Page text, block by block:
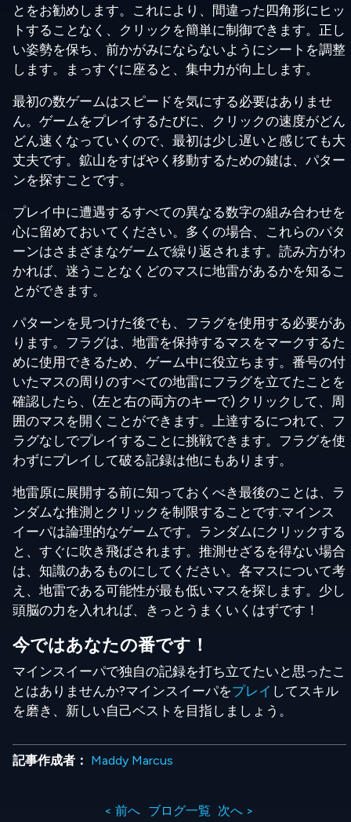
とをお勧めします。これにより、間違った四角形にヒッ
トすることなく、クリックを簡単に制御できます。正し
い姿勢を保ち、前かがみにならないようにシートを調整
します。まっすぐに座ると、集中力が向上します。
最初の数ゲームはスピードを気にする必要はありませ
ん。ゲームをプレイするたびに、クリックの速度がどん
どん速くなっていくので、最初は少し遅いと感じても大
丈夫です。鉱山をすばやく移動するための鍵は、パター
ンを探すことです。
プレイ中に遭遇するすべての異なる数字の組み合わせを
心に留めておいてください。多くの場合、これらのパタ
ーンはさまざまなゲームで繰り返されます。読み方がわ
かれば、迷うことなくどのマスに地雷があるかを知るこ
とができます。
パターンを見つけた後でも、フラグを使用する必要があ
ります。フラグは、地雷を保持するマスをマークするた
めに使用できるため、ゲーム中に役立ちます。番号の付
いたマスの周りのすべての地雷にフラグを立てたことを
確認したら、(左と右の両方のキーで) クリックして、周
囲のマスを開くことができます。上達するにつれて、フ
ラグなしでプレイすることに挑戦できます。フラグを使
わずにプレイして破る記録は他にもあります。
地雷原に展開する前に知っておくべき最後のことは、ラ
ンダムな推測とクリックを制限することです.マインス
イーパは論理的なゲームです。ランダムにクリックする
と、すぐに吹き飛ばされます。推測せざるを得ない場合
は、知識のあるものにしてください。各マスについて考
え、地雷である可能性が最も低いマスを探します。少し
頭脳の力を入れれば、きっとうまくいくはずです！
今ではあなたの番です！
マインスイーパで独自の記録を打ち立てたいと思ったこ
とはありませんか?マインスイーパをプレイ してスキル
を磨き、新しい自己ベストを目指しましょう。
記事作成者： Maddy Marcus
< 前へ ブログ一覧 次へ >